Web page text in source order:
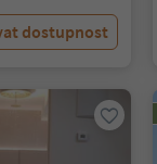
dostupnost